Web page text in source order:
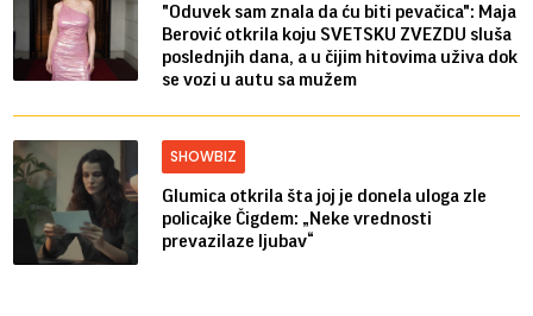
"Oduvek sam znala da ću biti pevačica": Maja
Berović otkrila koju SVETSKU ZVEZDU sluša
poslednjih dana, a u čijim hitovima uživa dok
se vozi u autu sa mužem
SHOWBIZ
Glumica otkrila šta joj je donela uloga zle
policajke Čigdem: „Neke vrednosti
prevazilaze ljubav“